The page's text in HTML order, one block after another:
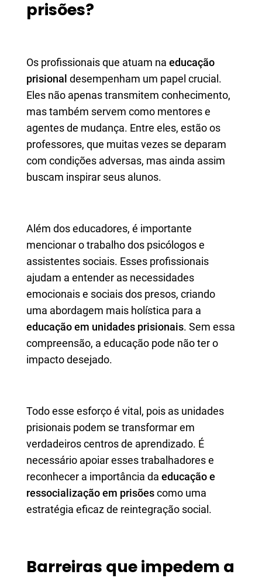
prisões?
Os profissionais que atuam na educação
prisional desempenham um papel crucial.
Eles não apenas transmitem conhecimento,
mas também servem como mentores e
agentes de mudança. Entre eles, estão os
professores, que muitas vezes se deparam
com condições adversas, mas ainda assim
buscam inspirar seus alunos.
Além dos educadores, é importante
mencionar o trabalho dos psicólogos e
assistentes sociais. Esses profissionais
ajudam a entender as necessidades
emocionais e sociais dos presos, criando
uma abordagem mais holística para a
educação em unidades prisionais. Sem essa
compreensão, a educação pode não ter o
impacto desejado.
Todo esse esforço é vital, pois as unidades
prisionais podem se transformar em
verdadeiros centros de aprendizado. É
necessário apoiar esses trabalhadores e
reconhecer a importância da educação e
ressocialização em prisõescomo uma
estratégia eficaz de reintegração social.
Barreiras que impedem a